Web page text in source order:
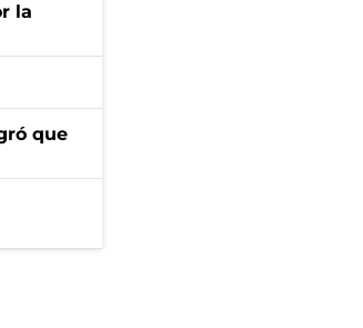
la
que